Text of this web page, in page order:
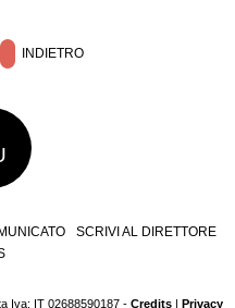
INDIETRO
SCRIVI AL DIRETTORE
Iva: IT 02688590187 - Credits | Privacy